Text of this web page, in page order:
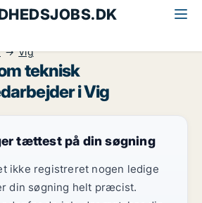
Vig
teknisk
i Vig
tættest på din søgning
ikke registreret nogen ledige
din søgning helt præcist.